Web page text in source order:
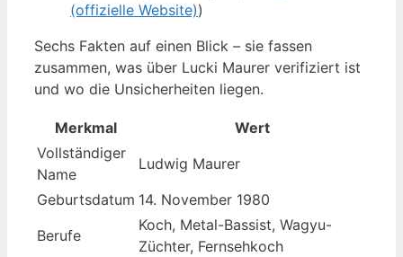
(offizielle Website))
Sechs Fakten auf einen Blick – sie fassen
zusammen, was über Lucki Maurer verifiziert ist
und wo die Unsicherheiten liegen.
Merkmal
Wert
Vollständiger
Name
Ludwig Maurer
Geburtsdatum 14. November 1980
Berufe
Koch, Metal-Bassist, Wagyu-
Züchter, Fernsehkoch